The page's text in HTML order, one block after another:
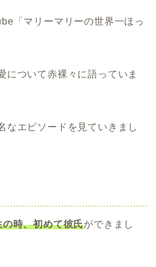
「マリーマリーの世界一ほっ
について赤裸々に語っていま
なエピソードを見ていきまし
の時、初めて彼氏ができまし